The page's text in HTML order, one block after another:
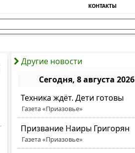
КОНТАКТЫ
Другие новости
Сегодня, 8 августа 2026
Техника ждёт. Дети готовы
Газета «Приазовье»
Призвание Наиры Григорян
Газета «Приазовье»